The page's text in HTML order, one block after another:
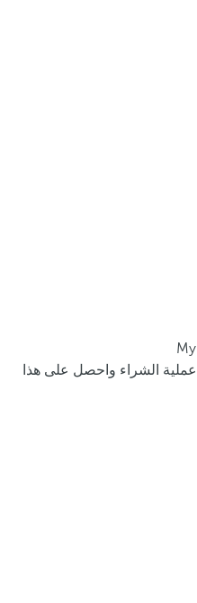
الشراء واحصل على هذا